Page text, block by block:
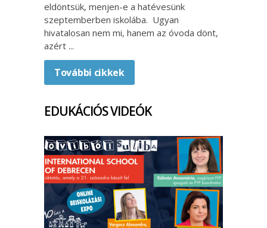
eldöntsük, menjen-e a hatévesünk
szeptemberben iskolába. Ugyan
hivatalosan nem mi, hanem az óvoda dönt,
azért
További cikkek
EDUKÁCIÓS VIDEÓK